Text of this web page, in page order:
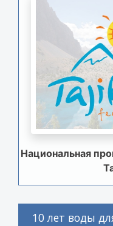
Национальная
10 лет воды